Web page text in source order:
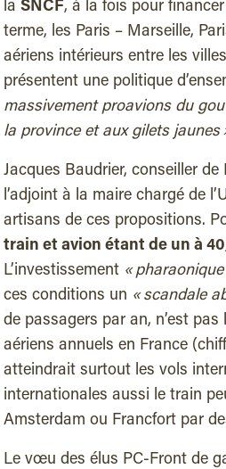
la SNCF, à la fois pour
terme, les Paris – Marseille,
aériens intérieurs entre les
présentent une politique
massivement proavions du
la province et aux gilets jaunes
Jacques Baudrier, conseiller
l’adjoint à la maire chargé de
artisans de ces propositions.
train et avion étant de un à 40
L’investissement « pharaonique
ces conditions un « scandale
de passagers par an, n’est
aériens annuels en France
atteindrait surtout les vols
internationales aussi le train
Amsterdam ou Francfort par
Le vœu des élus PC-Front de